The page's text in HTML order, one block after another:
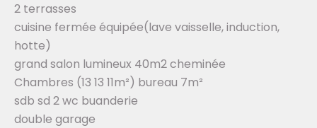
2 terrasses
cuisine fermée équipée(lave vaisselle, induction,
hotte)
grand salon lumineux 40m2 cheminée
Chambres (13 13 11m²) bureau 7m²
sdb sd 2 wc buanderie
double garage